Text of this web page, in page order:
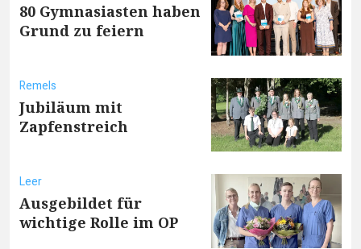
80 Gymnasiasten haben
Grund zu feiern
Remels
Jubiläum mit
Zapfenstreich
Leer
Ausgebildet für
wichtige Rolle im OP